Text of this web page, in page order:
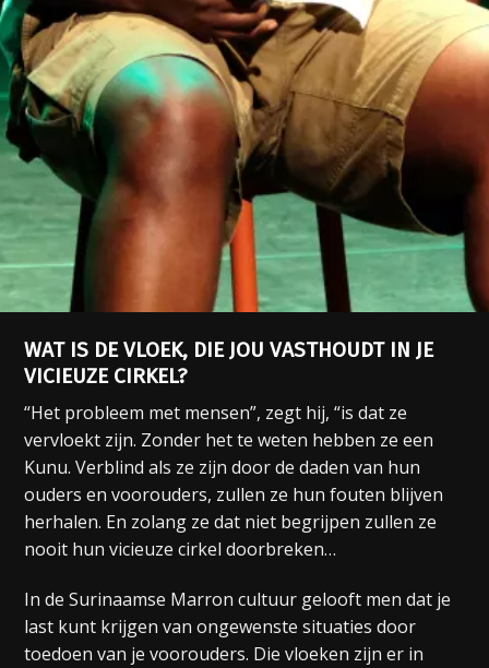
WAT IS DE VLOEK, DIE JOU VASTHOUDT IN JE
VICIEUZE CIRKEL?
“Het probleem met mensen”, zegt hij, “is dat ze
vervloekt zijn. Zonder het te weten hebben ze een
Kunu. Verblind als ze zijn door de daden van hun
ouders en voorouders, zullen ze hun fouten blijven
herhalen. En zolang ze dat niet begrijpen zullen ze
nooit hun vicieuze cirkel doorbreken…
In de Surinaamse Marron cultuur gelooft men dat je
last kunt krijgen van ongewenste situaties door
toedoen van je voorouders. Die vloeken zijn er in